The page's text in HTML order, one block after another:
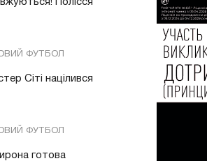
Полісся
ФУТБОЛ
Сіті націлився
ФУТБОЛ
готова